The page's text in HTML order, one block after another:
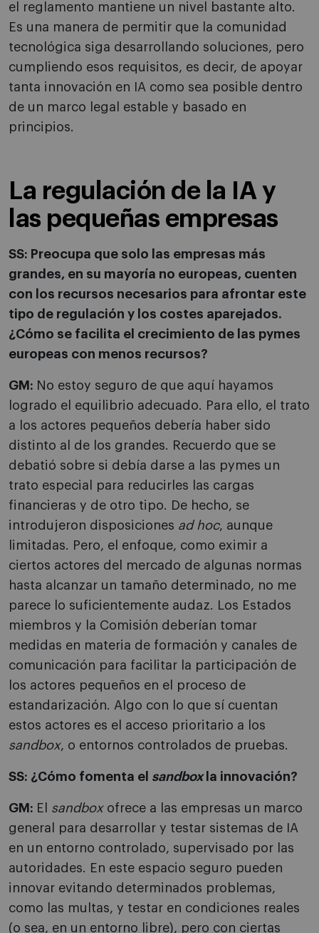
el reglamento mantiene un nivel bastante alto.
Es una manera de permitir que la comunidad
tecnológica siga desarrollando soluciones, pero
cumpliendo esos requisitos, es decir, de apoyar
tanta innovación en IA como sea posible dentro
de un marco legal estable y basado en
principios.
La regulación de la IA y
las pequeñas empresas
SS: Preocupa que solo las empresas más
grandes, en su mayoría no europeas, cuenten
con los recursos necesarios para afrontar este
tipo de regulación y los costes aparejados.
¿Cómo se facilita el crecimiento de las pymes
europeas con menos recursos?
GM: No estoy seguro de que aquí hayamos
logrado el equilibrio adecuado. Para ello, el trato
a los actores pequeños debería haber sido
distinto al de los grandes. Recuerdo que se
debatió sobre si debía darse a las pymes un
trato especial para reducirles las cargas
financieras y de otro tipo. De hecho, se
introdujeron disposiciones ad hoc, aunque
limitadas. Pero, el enfoque, como eximir a
ciertos actores del mercado de algunas normas
hasta alcanzar un tamaño determinado, no me
parece lo suficientemente audaz. Los Estados
miembros y la Comisión deberían tomar
medidas en materia de formación y canales de
comunicación para facilitar la participación de
los actores pequeños en el proceso de
estandarización. Algo con lo que sí cuentan
estos actores es el acceso prioritario a los
sandbox, o entornos controlados de pruebas.
SS: ¿Cómo fomenta el sandboxla innovación?
GM: El sandboxofrece a las empresas un marco
general para desarrollar y testar sistemas de IA
en un entorno controlado, supervisado por las
autoridades. En este espacio seguro pueden
innovar evitando determinados problemas,
como las multas, y testar en condiciones reales
(o sea, en un entorno libre), pero con ciertas